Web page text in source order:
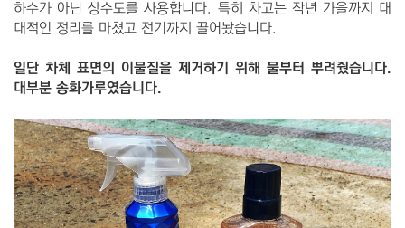
하수가 아닌 상수도를 사용합니다. 특히 차고는 작년 가을까지 대
대적인 정리를 마쳤고 전기까지 끌어놨습니다.
일단 차체 표면의 이물질을 제거하기 위해 물부터 뿌려줬습니다.
대부분 송화가루였습니다.